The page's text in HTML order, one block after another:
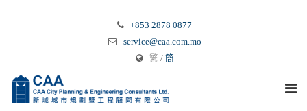
+853 2878 0877
service@caa.com.mo
繁 / 簡